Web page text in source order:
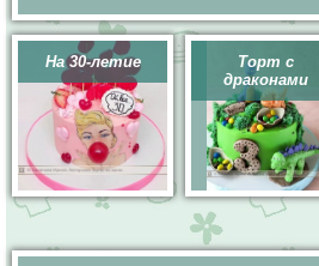
На 30-летие
Торт с
драконами